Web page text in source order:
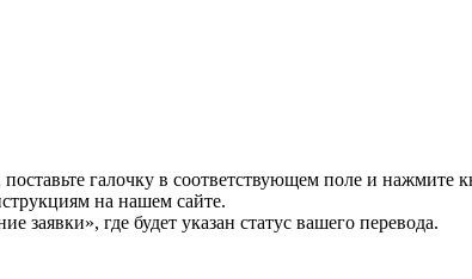
галочку в соответствующем поле и нажмите
на нашем сайте.
где будет указан статус вашего перевода.